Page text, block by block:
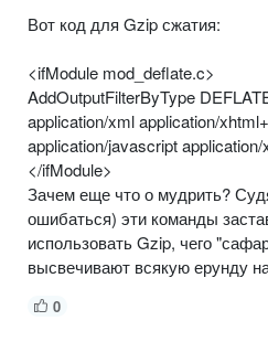
Вот код для Gzip сжатия:
<ifModule mod_deflate.c>
AddOutputFilterByType
application/xml application/
application/javascript
</ifModule>
Зачем еще что о мудрить?
ошибаться) эти команды
использовать Gzip, чего
высвечивают всякую ерунду
0